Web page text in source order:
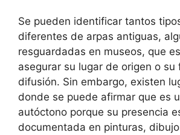
Se pueden identificar tantos
diferentes de arpas antiguas,
resguardadas en museos, que
asegurar su lugar de origen o su
difusión. Sin embargo, existen
donde se puede afirmar que es
autóctono porque su presencia
documentada en pinturas,